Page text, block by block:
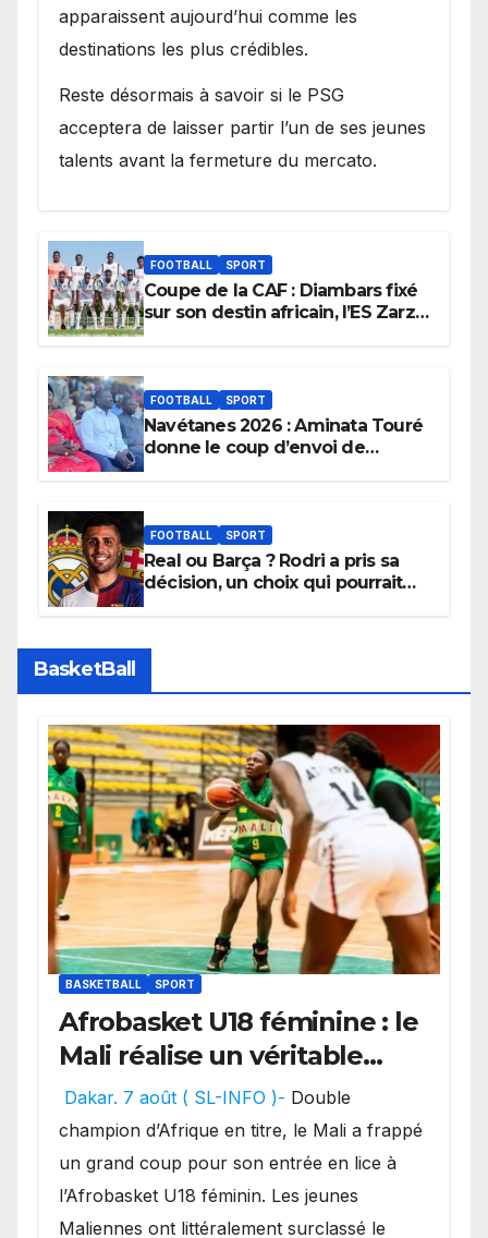
apparaissent aujourd’hui comme les
destinations les plus crédibles.
Reste désormais à savoir si le PSG
acceptera de laisser partir l’un de ses jeunes
talents avant la fermeture du mercato.
FOOTBALL SPORT
Coupe de la CAF : Diambars fixé
sur son destin africain, l’ES Zarzis
FOOTBALL SPORT
Navétanes 2026 : Aminata Touré
donne le coup d’envoi de
apaisées.
FOOTBALL SPORT
Real ou Barça ? Rodri a pris sa
décision, un choix qui pourrait
BasketBall
BASKETBALL SPORT
Afrobasket U18 féminine : le
Mali réalise un véritable
festival offensif et inflige
une lourde défaite au
Bénin.
Dakar. 7 août ( SL-INFO )- Double
champion d’Afrique en titre, le Mali a frappé
un grand coup pour son entrée en lice à
l’Afrobasket U18 féminin. Les jeunes
Maliennes ont littéralement surclassé le